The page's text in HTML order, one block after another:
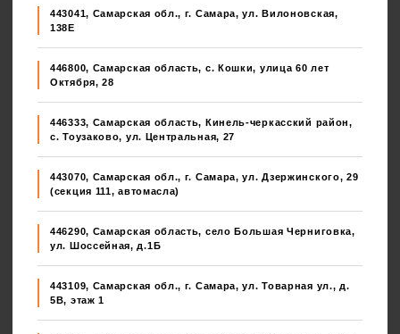
443041, Самарская обл., г. Самара, ул. Вилоновская,
138E
446800, Самарская область, с. Кошки, улица 60 лет
Октября, 28
446333, Самарская область, Кинель-черкасский район,
с. Тоузаково, ул. Центральная, 27
443070, Самарская обл., г. Самара, ул. Дзержинского, 29
(секция 111, автомасла)
446290, Самарская область, село Большая Черниговка,
ул. Шоссейная, д.1Б
443109, Самарская обл., г. Самара, ул. Товарная ул., д.
5В, этаж 1